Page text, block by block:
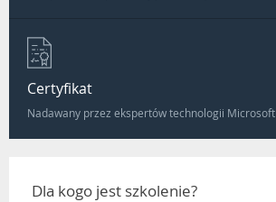
Certyfikat
Nadawany przez ekspertów technologii Microsoft
Dla kogo jest szkolenie?